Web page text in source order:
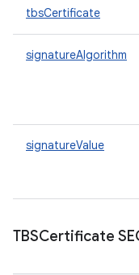
tbsCertificate
signatureAlgorithm
signatureValue
TBSCertificate